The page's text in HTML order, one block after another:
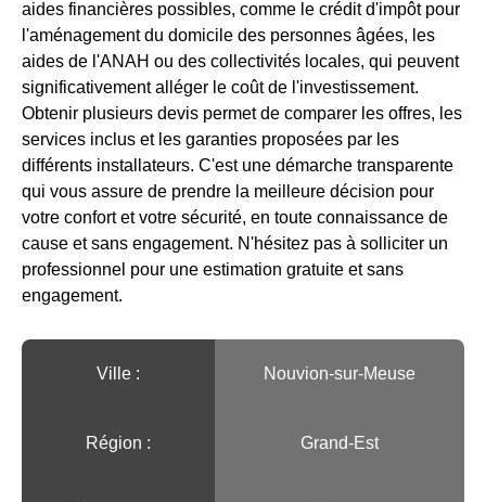
aides financières possibles, comme le crédit d'impôt pour
l'aménagement du domicile des personnes âgées, les
aides de l'ANAH ou des collectivités locales, qui peuvent
significativement alléger le coût de l'investissement.
Obtenir plusieurs devis permet de comparer les offres, les
services inclus et les garanties proposées par les
différents installateurs. C'est une démarche transparente
qui vous assure de prendre la meilleure décision pour
votre confort et votre sécurité, en toute connaissance de
cause et sans engagement. N'hésitez pas à solliciter un
professionnel pour une estimation gratuite et sans
engagement.
Ville :️ Nouvion-sur-Meuse
Région :️ Grand-Est